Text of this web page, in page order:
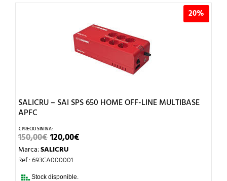
20%
SALICRU – SAI SPS 650 HOME OFF-LINE MULTIBASE
APFC
150,00€EL
PRECIO
ORIGINAL
ERA:
120,00€
Marca:SALICRU
Ref.: 693CA000001
Stock disponible.